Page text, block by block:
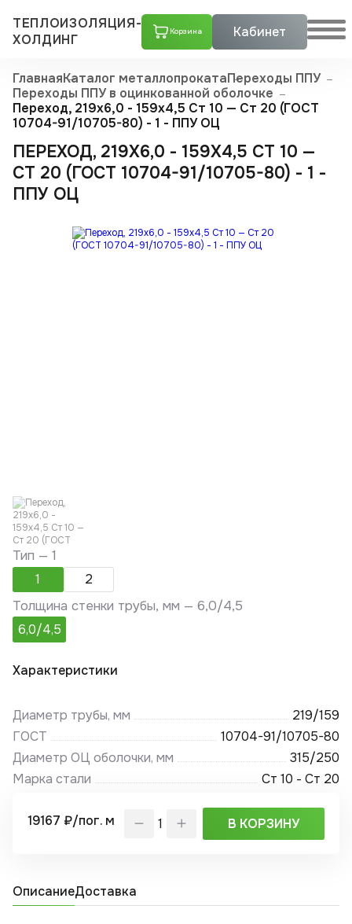
ТЕПЛОИЗОЛЯЦИЯ-
ХОЛДИНГ
Корзина Кабинет
ГлавнаяКаталог металлопрокатаПереходы ППУ
Переходы ППУ в оцинкованной оболочке
Переход, 219х6,0 - 159x4,5 Ст 10 — Ст 20 (ГОСТ
10704-91/10705-80) - 1 - ППУ ОЦ
ПЕРЕХОД, 219Х6,0 - 159X4,5 СТ 10 —
СТ 20 (ГОСТ 10704-91/10705-80) - 1 -
ППУ ОЦ
Тип —1
1
2
Толщина стенки трубы, мм —6,0/4,5
6,0/4,5
Характеристики
Диаметр трубы, мм
219/159
ГОСТ
10704-91/10705-80
Диаметр ОЦ оболочки, мм
315/250
Марка стали
Ст 10 - Ст 20
19167 ₽/пог. м В КОРЗИНУ
ОписаниеДоставка